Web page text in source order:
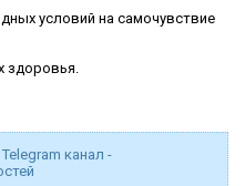
условий на самочувствие
здоровья.
канал -